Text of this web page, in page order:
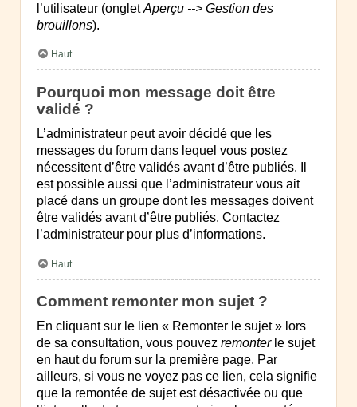
l’utilisateur (ongletAperçu --> Gestion des
brouillons).
Haut
Pourquoi mon message doit être
validé ?
L’administrateur peut avoir décidé que les
messages du forum dans lequel vous postez
nécessitent d’être validés avant d’être publiés. Il
est possible aussi que l’administrateur vous ait
placé dans un groupe dont les messages doivent
être validés avant d’être publiés. Contactez
l’administrateur pour plus d’informations.
Haut
Comment remonter mon sujet ?
En cliquant sur le lien « Remonter le sujet » lors
de sa consultation, vous pouvez remonterle sujet
en haut du forum sur la première page. Par
ailleurs, si vous ne voyez pas ce lien, cela signifie
que la remontée de sujet est désactivée ou que